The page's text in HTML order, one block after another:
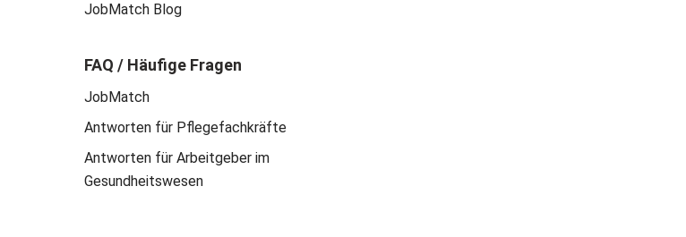
JobMatch Blog
FAQ / Häufige Fragen
JobMatch
Antworten für Pflegefachkräfte
Antworten für Arbeitgeber im
Gesundheitswesen